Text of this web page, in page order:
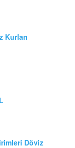
Kurları
Döviz